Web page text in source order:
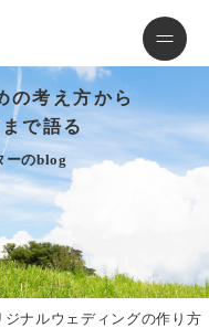
の考え方から
で語る
ーのblog
ジナルウェディングの作り方